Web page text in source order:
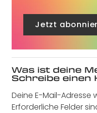
Jetzt
Was ist deine
Schreibe einen
Deine E-Mail-
Erforderliche Felder